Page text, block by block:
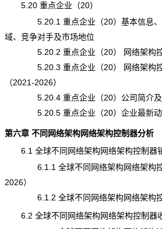
5.20 重点企业（20）
5.20.1 重点企业（20）基本信息、网
域、竞争对手及市场地位
5.20.2 重点企业（20） 网络架构控
5.20.3 重点企业（20） 网络架构控
（2021-2026）
5.20.4 重点企业（20）公司简介及
5.20.5 重点企业（20）企业最新动
第六章 不同网络架构网络架构控制器分析
6.1 全球不同网络架构网络架构控制器
6.1.1 全球不同网络架构网络架构控
2026）
6.1.2 全球不同网络架构网络架构控
6.2 全球不同网络架构网络架构控制器